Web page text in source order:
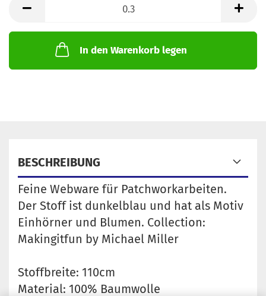
Meter
In den Warenkorb legen
BESCHREIBUNG
Feine Webware für Patchworkarbeiten.
Der Stoff ist dunkelblau und hat als Motiv
Einhörner und Blumen. Collection:
Makingitfun by Michael Miller
Stoffbreite: 110cm
Material: 100% Baumwolle